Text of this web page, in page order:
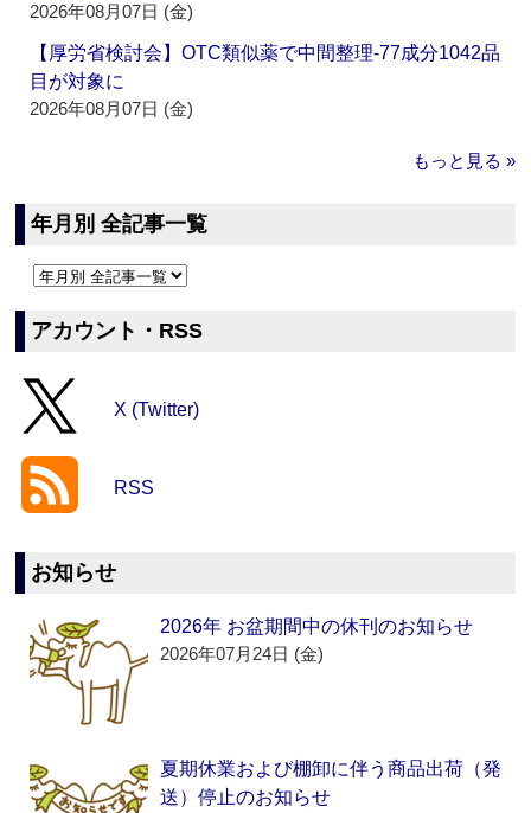
2026年08月07日 (金)
【厚労省検討会】OTC類似薬で中間整理‐77成分1042品
目が対象に
2026年08月07日 (金)
もっと見る »
年月別 全記事一覧
アカウント・RSS
X (Twitter)
RSS
お知らせ
2026年 お盆期間中の休刊のお知らせ
2026年07月24日 (金)
夏期休業および棚卸に伴う商品出荷（発
送）停止のお知らせ